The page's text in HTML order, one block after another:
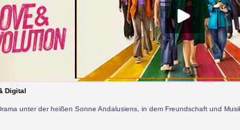
Digital
unter der heißen Sonne Andalusiens, in dem Freundschaft und